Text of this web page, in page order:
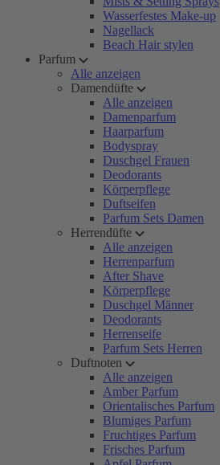
Wasserfestes Make-up
Nagellack
Beach Hair stylen
Parfum
Alle anzeigen
Damendüfte
Alle anzeigen
Damenparfum
Haarparfum
Bodyspray
Duschgel Frauen
Deodorants
Körperpflege
Duftseifen
Parfum Sets Damen
Herrendüfte
Alle anzeigen
Herrenparfum
After Shave
Körperpflege
Duschgel Männer
Deodorants
Herrenseife
Parfum Sets Herren
Duftnoten
Alle anzeigen
Amber Parfum
Orientalisches Parfum
Blumiges Parfum
Fruchtiges Parfum
Frisches Parfum